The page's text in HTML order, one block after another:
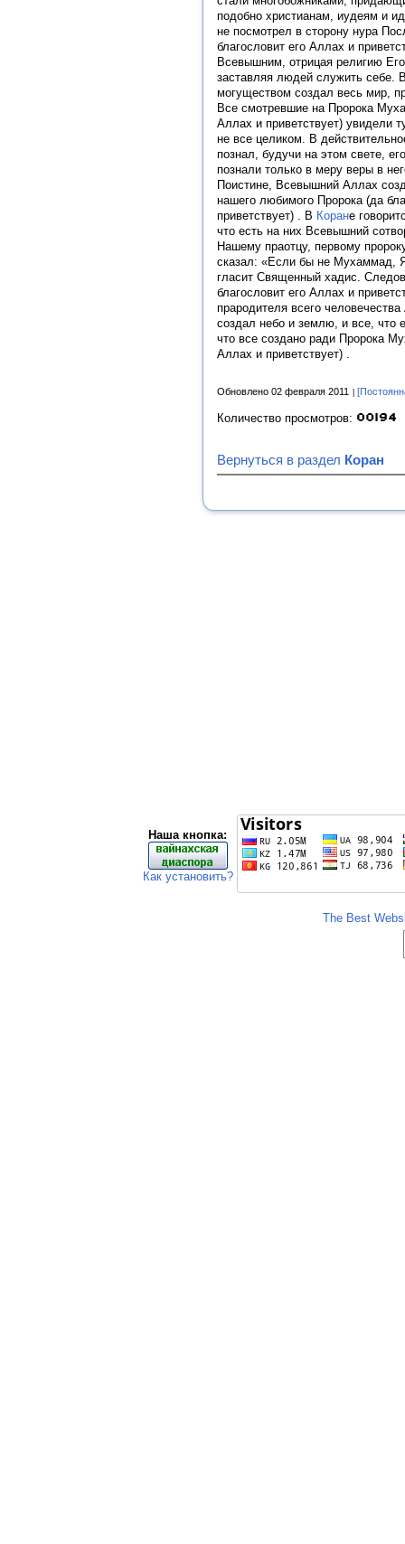
подобно христианам, иудеям и
не посмотрел в сторону нура
благословит его Аллах и
Всевышним, отрицая религию
заставляя людей служить себе.
могуществом создал весь мир,
Все смотревшие на Пророка
Аллах и приветствует) увидели
не все целиком. В
познал, будучи на этом свете,
познали только в меру веры в
Поистине, Всевышний Аллах
нашего любимого Пророка (да
приветствует) . В Коране
что есть на них Всевышний
Нашему праотцу, первому
сказал: «Если бы не Мухаммад,
гласит Священный хадис.
благословит его Аллах и
прародителя всего
создал небо и землю, и все, что
что все создано ради Пророка
Аллах и приветствует) .
Обновлено 02 февраля 2011
Количество просмотров:
Вернуться в раздел Коран
Наша кнопка:
Как установить?
The Best